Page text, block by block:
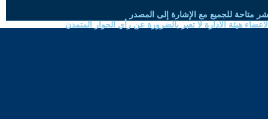
متاحة للجميع مع الإشارة إلى المصدر
هيئة الادارة لا تعبر بالضرورة عن رأي الحوار المتمدن